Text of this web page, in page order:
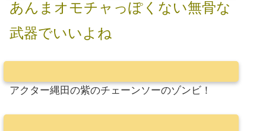
あんまオモチャっぽくない無骨な
武器でいいよね
アクター縄田の紫のチェーンソーのゾンビ！